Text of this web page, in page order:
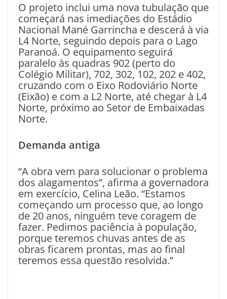
O projeto inclui uma nova tubulação que
começará nas imediações do Estádio
Nacional Mané Garrincha e descerá à via
L4 Norte, seguindo depois para o Lago
Paranoá. O equipamento seguirá
paralelo às quadras 902 (perto do
Colégio Militar), 702, 302, 102, 202 e 402,
cruzando com o Eixo Rodoviário Norte
(Eixão) e com a L2 Norte, até chegar à L4
Norte, próximo ao Setor de Embaixadas
Norte.
Demanda antiga
“A obra vem para solucionar o problema
dos alagamentos”, afirma a governadora
em exercício, Celina Leão. “Estamos
começando um processo que, ao longo
de 20 anos, ninguém teve coragem de
fazer. Pedimos paciência à população,
porque teremos chuvas antes de as
obras ficarem prontas, mas ao final
teremos essa questão resolvida.”